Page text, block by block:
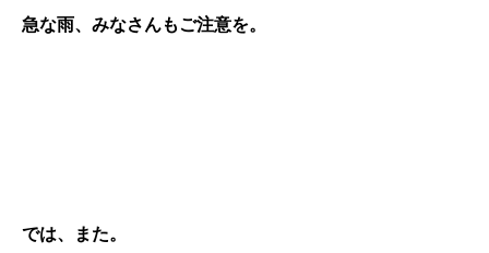
急な雨、みなさんもご注意を。
では、また。